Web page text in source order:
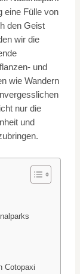
eine Fülle von
den Geist
wir die
und
wie Wandern
nur die
und
Cotopaxi